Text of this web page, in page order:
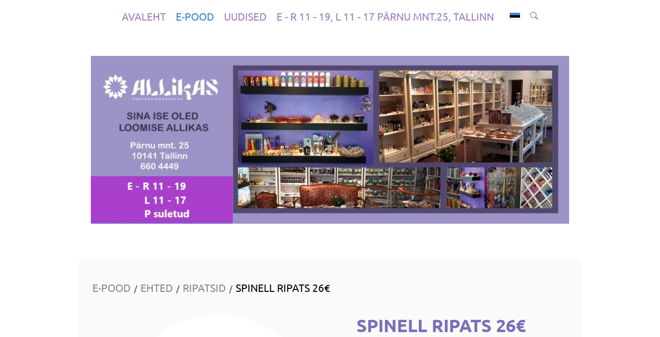
AVALEHT E-POOD UUDISED E - R 11 - 19, L 11 - 17 PÄRNU MNT.25, TALLINN
E-POOD / EHTED / RIPATSID / SPINELL RIPATS 26€
SPINELL RIPATS 26€